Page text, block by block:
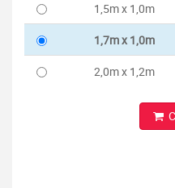
1,5m x 1,0m
1,7m x 1,0m
2,0m x 1,2m